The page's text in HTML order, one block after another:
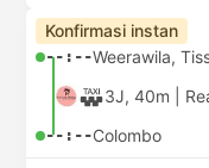
Konfirmasi instan
--:--Weerawila,
3J, 40m |
--:--Colombo